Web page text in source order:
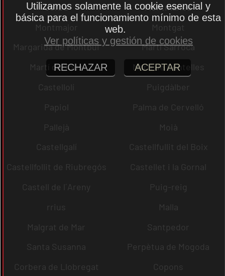
Jorba
Montmaneu
Montmajor
Montgat
Margarida de Montbui
Martí Sarroca
Martí de Tous
Martí de Centelles
Castellolí
Puigdàlber
Papiol
Palma de Cervelló
Pallejà
Moià
Castellgalí
Castellfullit del Boix
Castellfollit de Riubregós
Castellet i la Gornal
Castell de l´Areny
Puig-reig
rrius
Malla
Malgrat de Mar
Santpedor
Santa Susanna
Perpètua de Mogoda
Corbera de Llobregat
Copons
Utilizamos solamente la cookie esencial y
básica para el funcionamiento mínimo de esta
web.
Ver políticas y gestión de cookies
RECHAZAR ACEPTAR